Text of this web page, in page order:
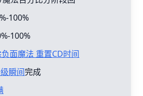
100%
100%
面魔法 重置CD时间
瞬间完成